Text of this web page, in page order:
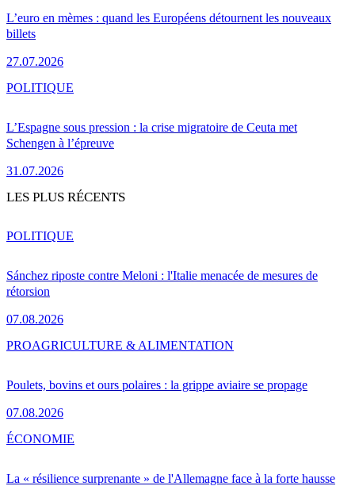
L’euro en mèmes : quand les Européens détournent les nouveaux
billets
27.07.2026
L’Espagne sous pression : la crise migratoire de Ceuta met
Schengen à l’épreuve
31.07.2026
POLITIQUE
LES PLUS RÉCENTS
Sánchez riposte contre Meloni : l'Italie menacée de mesures de
rétorsion
07.08.2026
POLITIQUE
Poulets, bovins et ours polaires : la grippe aviaire se propage
07.08.2026
PROAGRICULTURE & ALIMENTATION
La « résilience surprenante » de l'Allemagne face à la forte hausse
ÉCONOMIE